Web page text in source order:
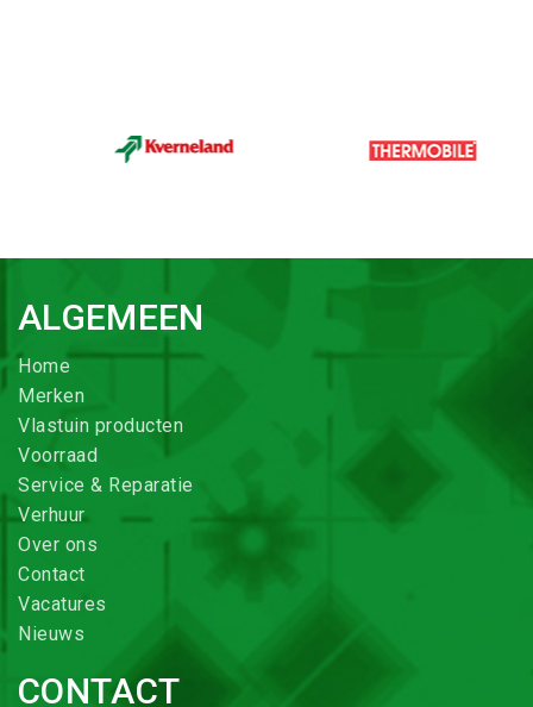
ALGEMEEN
Home
Merken
Vlastuin producten
Voorraad
Service & Reparatie
Verhuur
Over ons
Contact
Vacatures
Nieuws
CONTACT